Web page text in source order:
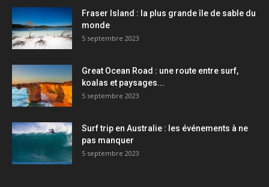
Fraser Island : la plus grande île de sable du
monde
5 septembre 2023
Great Ocean Road : une route entre surf,
koalas et paysages...
5 septembre 2023
Surf trip en Australie : les événements à ne
pas manquer
5 septembre 2023